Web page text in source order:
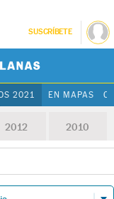
SUSCRÍBETE
2021 EN MAPAS
2012 2010